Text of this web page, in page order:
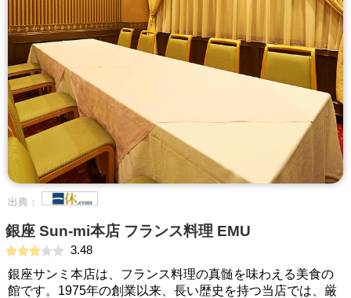
出典：
銀座 Sun‐mi本店 フランス料理 EMU
3.48
銀座サンミ本店は、フランス料理の真髄を味わえる美食の
館です。1975年の創業以来、長い歴史を持つ当店では、厳